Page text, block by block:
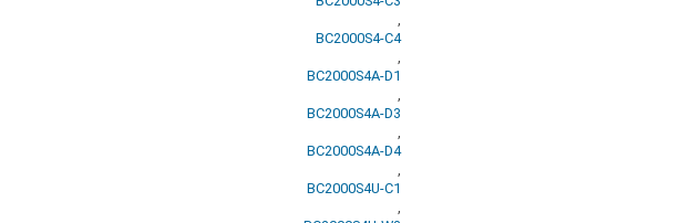
,
BC2000S4-C4
,
BC2000S4A-D1
,
BC2000S4A-D3
,
BC2000S4A-D4
,
BC2000S4U-C1
,